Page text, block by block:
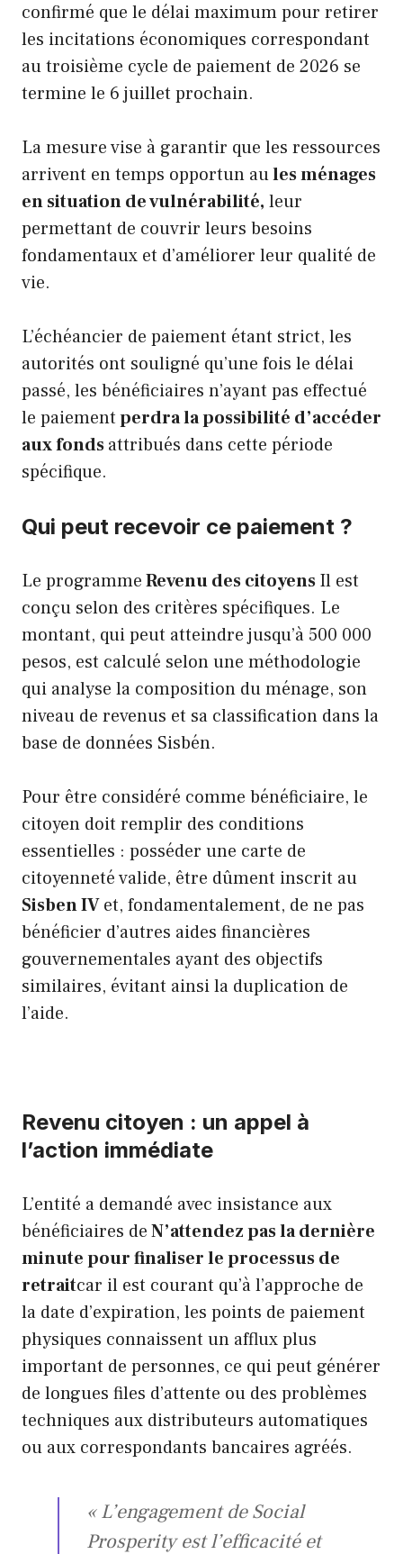
confirmé que le délai maximum pour retirer
les incitations économiques correspondant
au troisième cycle de paiement de 2026 se
termine le 6 juillet prochain.
La mesure vise à garantir que les ressources
arrivent en temps opportun aules ménages
en situation de vulnérabilité, leur
permettant de couvrir leurs besoins
fondamentaux et d’améliorer leur qualité de
vie.
L’échéancier de paiement étant strict, les
autorités ont souligné qu’une fois le délai
passé, les bénéficiaires n’ayant pas effectué
le paiementperdra la possibilité d’accéder
aux fondsattribués dans cette période
spécifique.
Qui peut recevoir ce paiement ?
Le programmeRevenu des citoyensIl est
conçu selon des critères spécifiques. Le
montant, qui peut atteindre jusqu’à 500 000
pesos, est calculé selon une méthodologie
qui analyse la composition du ménage, son
niveau de revenus et sa classification dans la
base de données Sisbén.
Pour être considéré comme bénéficiaire, le
citoyen doit remplir des conditions
essentielles : posséder une carte de
citoyenneté valide, être dûment inscrit au
Sisben IVet, fondamentalement, de ne pas
bénéficier d’autres aides financières
gouvernementales ayant des objectifs
similaires, évitant ainsi la duplication de
l’aide.
Revenu citoyen : un appel à
l’action immédiate
L’entité a demandé avec insistance aux
bénéficiaires deN’attendez pas la dernière
minute pour finaliser le processus de
retraitcar il est courant qu’à l’approche de
la date d’expiration, les points de paiement
physiques connaissent un afflux plus
important de personnes, ce qui peut générer
de longues files d’attente ou des problèmes
techniques aux distributeurs automatiques
ou aux correspondants bancaires agréés.
« L’engagement de Social
Prosperity est l’efficacité et